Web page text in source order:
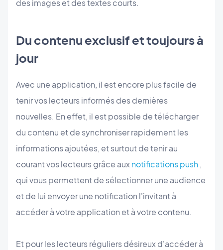
des images et des textes courts.
Du contenu exclusif et toujours à
jour
Avec une application, il est encore plus facile de
tenir vos lecteurs informés des dernières
nouvelles. En effet, il est possible de télécharger
du contenu et de synchroniser rapidement les
informations ajoutées, et surtout de tenir au
courant vos lecteurs grâce auxnotifications push ,
qui vous permettent de sélectionner une audience
et de lui envoyer une notification l'invitant à
accéder à votre application et à votre contenu.
Et pour les lecteurs réguliers désireux d'accéder à